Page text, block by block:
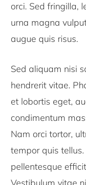
orci. Sed fringilla,
urna magna
augue quis risus.
Sed aliquam nisi
hendrerit vitae.
et lobortis eget,
condimentum
Nam orci tortor,
tempor quis
pellentesque